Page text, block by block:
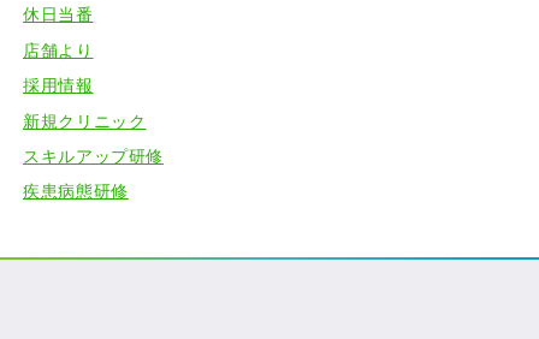
休日当番
店舗より
採用情報
新規クリニック
スキルアップ研修
疾患病態研修